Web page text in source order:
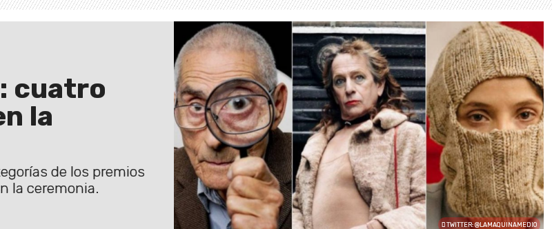
cuatro
la
de los premios
la ceremonia.
TWITTER: @LAMAQUINAMEDIO